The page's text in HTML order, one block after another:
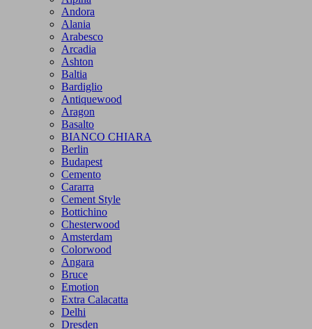
Andora
Alania
Arabesco
Arcadia
Ashton
Baltia
Bardiglio
Antiquewood
Aragon
Basalto
BIANCO CHIARA
Berlin
Budapest
Cemento
Cararra
Cement Style
Bottichino
Chesterwood
Amsterdam
Colorwood
Angara
Bruce
Emotion
Extra Calacatta
Delhi
Dresden